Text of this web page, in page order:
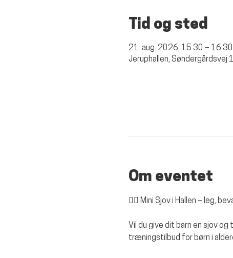
Tid og sted
21. aug. 2026, 15.30 – 16.30
Jeruphallen, Søndergårdsvej
Om eventet
🤸‍♀️ Mini Sjov i Hallen – leg,
Vil du give dit barn en sjov
træningstilbud for børn i